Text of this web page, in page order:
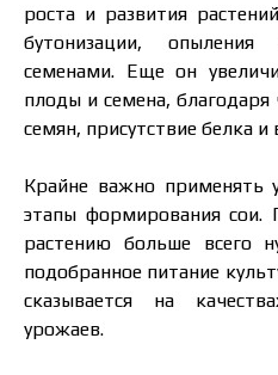
роста и развития
бутонизации,
семенами. Еще он
плоды и семена, благодаря
семян, присутствие белка
Крайне важно применять
этапы формирования сои.
растению больше всего
подобранное питание
сказывается на
урожаев.